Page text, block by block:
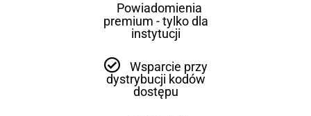
Powiadomienia
premium - tylko dla
instytucji
Wsparcie przy
dystrybucji kodów
dostępu